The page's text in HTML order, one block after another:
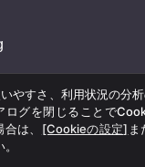
やすさ、利用状況の分
ログを閉じることで
は、 [Cookieの設定] ま